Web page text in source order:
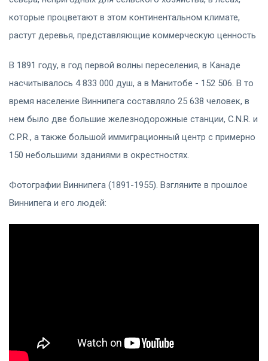
которые процветают в этом континентальном климате,
растут деревья, представляющие коммерческую ценность
В 1891 году, в год первой волны переселения, в Канаде
насчитывалось 4 833 000 душ, а в Манитобе - 152 506. В то
время население Виннипега составляло 25 638 человек, в
нем было две большие железнодорожные станции, C.N.R. и
C.P.R., а также большой иммиграционный центр с примерно
150 небольшими зданиями в окрестностях.
Фотографии Виннипега (1891-1955). Взгляните в прошлое
Виннипега и его людей: